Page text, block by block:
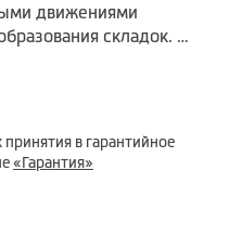
движениями
складок.
старта до 19
стирку в наиболее
белье тогда, когда
в гарантийное
«Гарантия»